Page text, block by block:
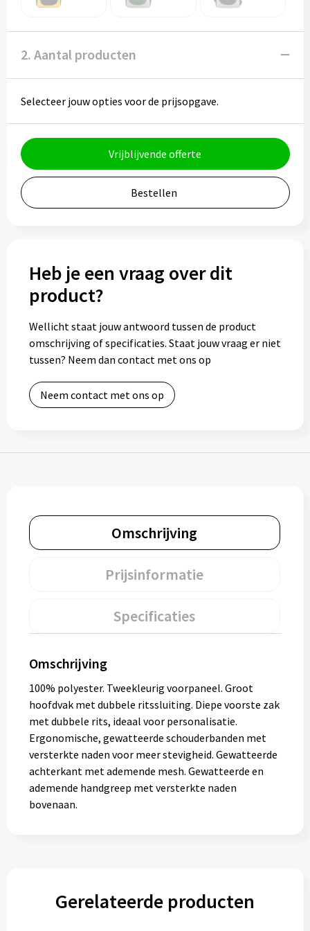
Potloden
Merken
Notaboekjes
Zelfklevende memo's
Notablokken
Eten & drinken
Bidons
Drinkbekers
Drinkflessen
Muntjes
Paraplu's
Stormparaplu's
Klassieke paraplu's
Opvouwbare paraplu's
Vrije tijd
2. Aantal producten
Selecteer jouw opties voor de prijsopgave.
Vrijblijvende offerte
Bestellen
Heb je een vraag over dit
product?
Wellicht staat jouw antwoord tussen de product
omschrijving of specificaties. Staat jouw vraag er niet
tussen? Neem dan contact met ons op
Neem contact met ons op
Omschrijving
Prijsinformatie
Specificaties
Omschrijving
100% polyester. Tweekleurig voorpaneel. Groot
hoofdvak met dubbele ritssluiting. Diepe voorste zak
met dubbele rits, ideaal voor personalisatie.
Ergonomische, gewatteerde schouderbanden met
versterkte naden voor meer stevigheid. Gewatteerde
achterkant met ademende mesh. Gewatteerde en
ademende handgreep met versterkte naden
bovenaan.
Gerelateerde producten